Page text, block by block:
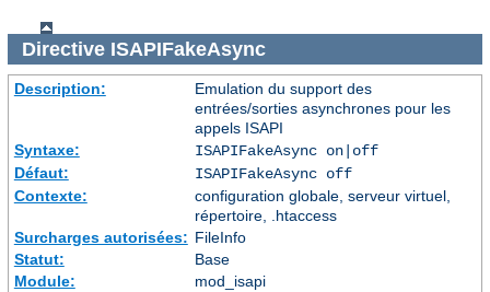
Directive ISAPIFakeAsync
Description:
Emulation du support des
entrées/sorties asynchrones pour les
appels ISAPI
Syntaxe:
ISAPIFakeAsync on|off
Défaut:
ISAPIFakeAsync off
Contexte:
configuration globale, serveur virtuel,
répertoire, .htaccess
Surcharges autorisées: FileInfo
Statut:
Base
Module:
mod_isapi